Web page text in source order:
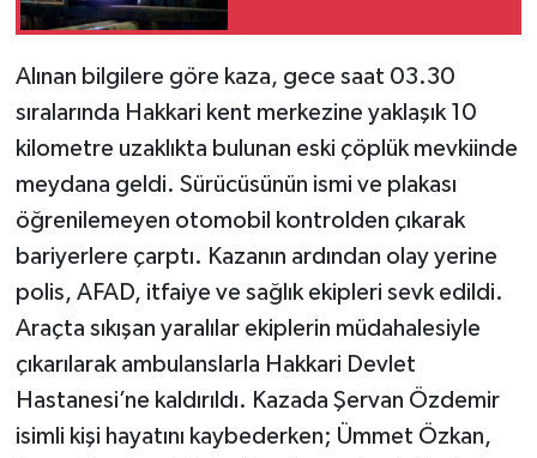
Alınan bilgilere göre kaza, gece saat 03.30
sıralarında Hakkari kent merkezine yaklaşık 10
kilometre uzaklıkta bulunan eski çöplük mevkiinde
meydana geldi. Sürücüsünün ismi ve plakası
öğrenilemeyen otomobil kontrolden çıkarak
bariyerlere çarptı. Kazanın ardından olay yerine
polis, AFAD, itfaiye ve sağlık ekipleri sevk edildi.
Araçta sıkışan yaralılar ekiplerin müdahalesiyle
çıkarılarak ambulanslarla Hakkari Devlet
Hastanesi’ne kaldırıldı. Kazada Şervan Özdemir
isimli kişi hayatını kaybederken; Ümmet Özkan,